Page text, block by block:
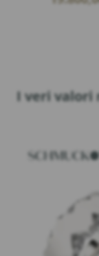
I veri valori